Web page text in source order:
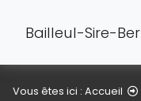
Bailleul-Sire-
Vous êtes ici : Accueil